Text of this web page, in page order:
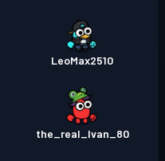
LeoMax2510
the_real_Ivan_80